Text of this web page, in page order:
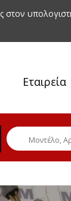
στον
Εταιρεία